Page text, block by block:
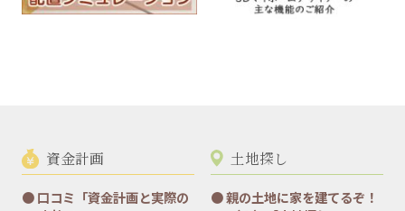
資金計画
口コミ「資金計画と実際の
土地探し
親の土地に家を建てるぞ！